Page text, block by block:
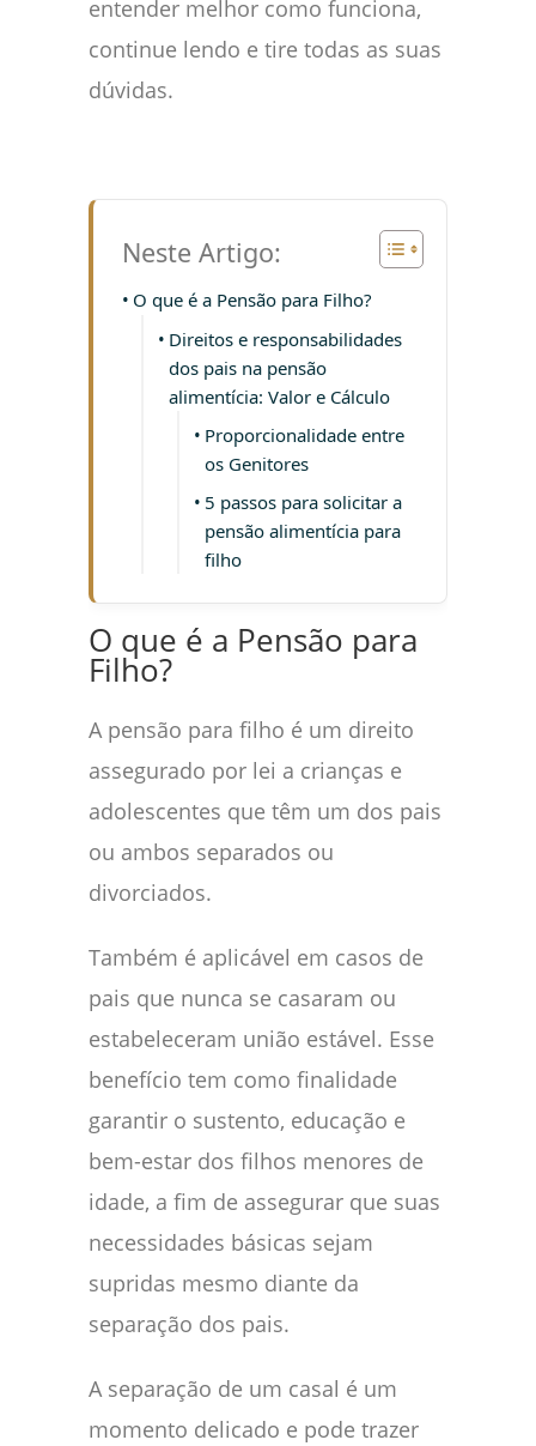
entender melhor como funciona,
continue lendo e tire todas as suas
dúvidas.
Neste Artigo:
O que é a Pensão para Filho?
Direitos e responsabilidades
dos pais na pensão
alimentícia: Valor e Cálculo
Proporcionalidade entre
os Genitores
5 passos para solicitar a
pensão alimentícia para
filho
O que é a Pensão para
Filho?
A pensão para filho é um direito
assegurado por lei a crianças e
adolescentes que têm um dos pais
ou ambos separados ou
divorciados.
Também é aplicável em casos de
pais que nunca se casaram ou
estabeleceram união estável. Esse
benefício tem como finalidade
garantir o sustento, educação e
bem-estar dos filhos menores de
idade, a fim de assegurar que suas
necessidades básicas sejam
supridas mesmo diante da
separação dos pais.
A separação de um casal é um
momento delicado e pode trazer